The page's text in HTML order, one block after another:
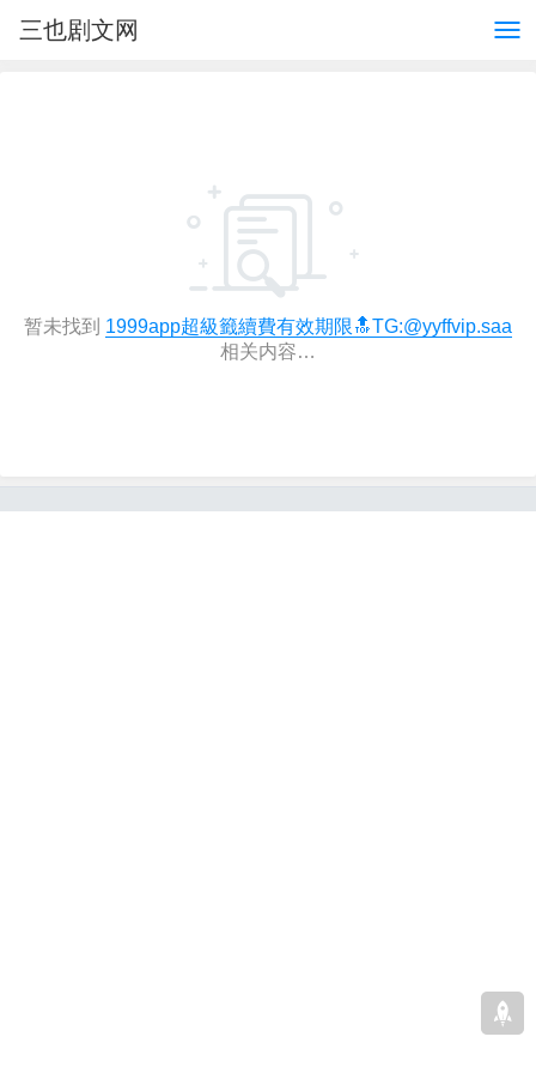
三也剧文网
暂未找到 1999app超級籤續費有效期限🔝TG:@yyffvip.saa
相关内容…